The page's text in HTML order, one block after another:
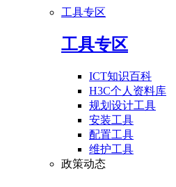
工具专区
工具专区
ICT知识百科
H3C个人资料库
规划设计工具
安装工具
配置工具
维护工具
政策动态